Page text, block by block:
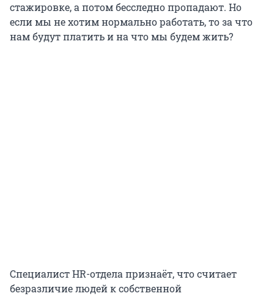
стажировке, а потом бесследно пропадают. Но
если мы не хотим нормально работать, то за что
нам будут платить и на что мы будем жить?
Специалист HR-отдела признаёт, что считает
безразличие людей к собственной